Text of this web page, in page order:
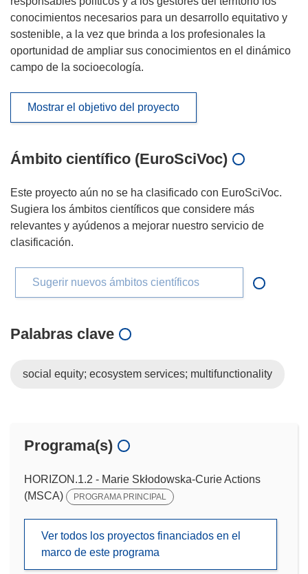
conocimientos necesarios para un desarrollo equitativo y
sostenible, a la vez que brinda a los profesionales la
oportunidad de ampliar sus conocimientos en el dinámico
campo de la socioecología.
Mostrar el objetivo del proyecto
Ámbito científico (EuroSciVoc)
Este proyecto aún no se ha clasificado con EuroSciVoc.
Sugiera los ámbitos científicos que considere más
relevantes y ayúdenos a mejorar nuestro servicio de
clasificación.
Sugerir nuevos ámbitos científicos
Palabras clave
social equity; ecosystem services; multifunctionality
Programa(s)
HORIZON.1.2 - Marie Skłodowska-Curie Actions
(MSCA)
PROGRAMA PRINCIPAL
Ver todos los proyectos financiados en el
marco de este programa